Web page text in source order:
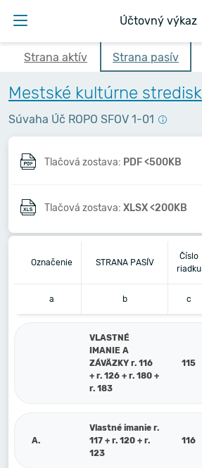
Účtovný výkaz
Strana aktív Strana pasív
Súvaha Úč ROPO SFOV 1-01
Tlačová zostava: PDF <500KB
Tlačová zostava: XLSX <200KB
Označenie STRANA PASÍV
Číslo
riadku
a b c
VLASTNÉ
IMANIE A
ZÁVÄZKY r. 116
+ r. 126 + r. 180 +
r. 183
115
A.
Vlastné imanie r.
117 + r. 120 + r.
123
116